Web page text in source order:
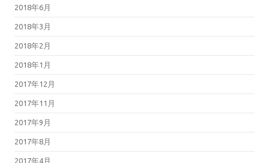
2018年6月
2018年3月
2018年2月
2018年1月
2017年12月
2017年11月
2017年9月
2017年8月
2017年4月